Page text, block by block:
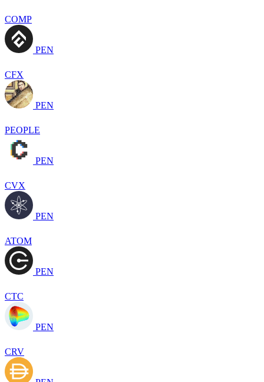
COMP
PEN
CFX
PEN
PEOPLE
PEN
CVX
PEN
ATOM
PEN
CTC
PEN
CRV